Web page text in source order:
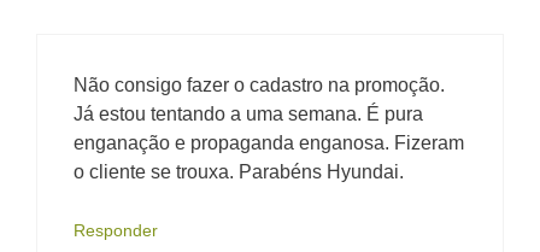
Não consigo fazer o cadastro na promoção.
Já estou tentando a uma semana. É pura
enganação e propaganda enganosa. Fizeram
o cliente se trouxa. Parabéns Hyundai.
Responder